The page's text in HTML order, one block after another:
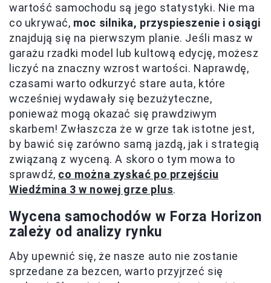
wartość samochodu są jego statystyki. Nie ma
co ukrywać, moc silnika, przyspieszenie i osiągi
znajdują się na pierwszym planie. Jeśli masz w
garażu rzadki model lub kultową edycję, możesz
liczyć na znaczny wzrost wartości. Naprawdę,
czasami warto odkurzyć stare auta, które
wcześniej wydawały się bezużyteczne,
ponieważ mogą okazać się prawdziwym
skarbem! Zwłaszcza że w grze tak istotne jest,
by bawić się zarówno samą jazdą, jak i strategią
związaną z wyceną. A skoro o tym mowa to
sprawdź, co można zyskać po przejściu
Wiedźmina 3 w nowej grze plus.
Wycena samochodów w Forza Horizon
zależy od analizy rynku
Aby upewnić się, że nasze auto nie zostanie
sprzedane za bezcen, warto przyjrzeć się